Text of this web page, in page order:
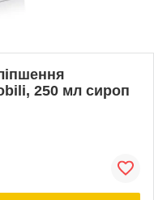
250 мл сироп